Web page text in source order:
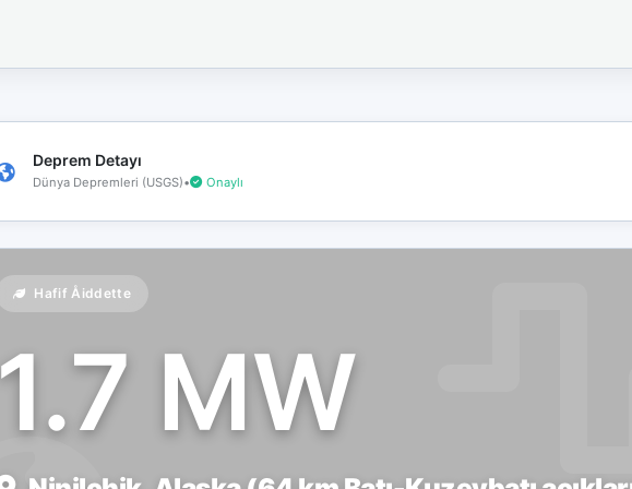
Deprem Detayı
Dünya Depremleri (USGS)• Onaylı
Hafif Åiddette
1.7 MW
bağlantınız